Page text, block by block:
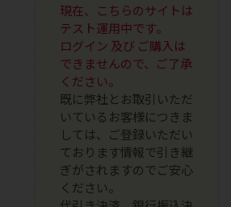
現在、こちらのサイトは
テスト運用中です。
ログイン 及び ご購入は
できませんので、ご了承
ください。
既に弊社とお取引いただ
いているお客様につきま
しては、ご登録いただい
ております情報で引き継
ぎがされますのでご安心
ください。